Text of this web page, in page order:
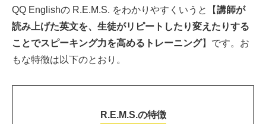
QQ Englishの R.E.M.S. をわかりやすくいうと【講師が
読み上げた英文を、生徒がリピートしたり変えたりする
ことでスピーキング力を高めるトレーニング】です。お
もな特徴は以下のとおり。
R.E.M.S.の特徴